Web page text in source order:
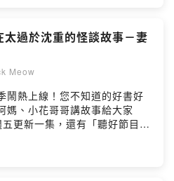
享~Powered by Firstory
話，要是我一定會瘋掉！這次
入會員，支持節目：
join留言告訴我你對
ckdx3gh49pg47088089t
頻道所講述的故事，也十分
搜尋“黑色貓叫聲”－
歡迎各位前往觀賞訂閱；本頻
敬請前往收聽喔！另外在FB
太過於沈重的怪談故事－妻
Meow
鬧熱上線！您不知道的好書好
媽、小花哥哥講故事給大家
更新一集，還有「聽好節目送
以上為 Firstory